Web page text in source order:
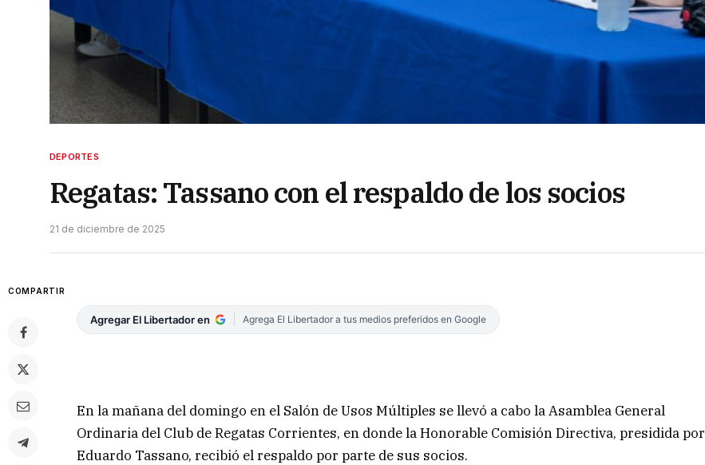
DEPORTES
Regatas: Tassano con el respaldo de los socios
21 de diciembre de 2025
COMPARTIR
Agregar El Libertador en Agrega El Libertador a tus medios preferidos en Google
En la mañana del domingo en el Salón de Usos Múltiples se llevó a cabo la Asamblea General
Ordinaria del Club de Regatas Corrientes, en donde la Honorable Comisión Directiva, presidida por
Eduardo Tassano, recibió el respaldo por parte de sus socios.